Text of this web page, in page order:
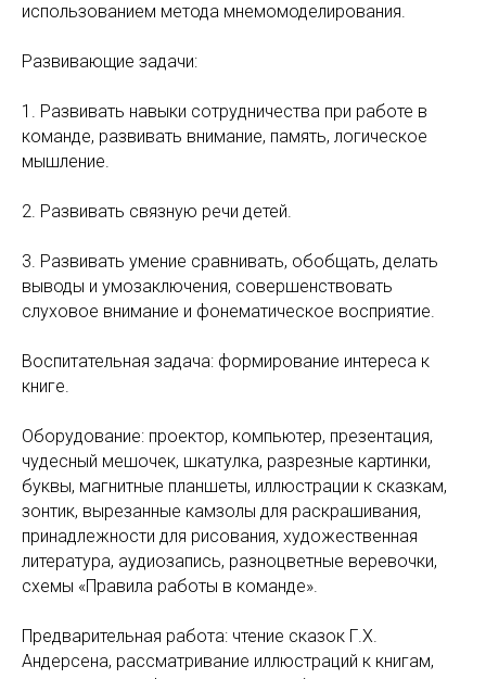
использованием метода мнемомоделирования.
Развивающие задачи:
1. Развивать навыки сотрудничества при работе в
команде, развивать внимание, память, логическое
мышление.
2. Развивать связную речи детей.
3. Развивать умение сравнивать, обобщать, делать
выводы и умозаключения, совершенствовать
слуховое внимание и фонематическое восприятие.
Воспитательная задача: формирование интереса к
книге.
Оборудование: проектор, компьютер, презентация,
чудесный мешочек, шкатулка, разрезные картинки,
буквы, магнитные планшеты, иллюстрации к сказкам,
зонтик, вырезанные камзолы для раскрашивания,
принадлежности для рисования, художественная
литература, аудиозапись, разноцветные веревочки,
схемы «Правила работы в команде».
Предварительная работа: чтение сказок Г.Х.
Андерсена, рассматривание иллюстраций к книгам,